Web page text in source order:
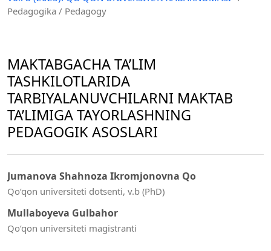
Pedagogika / Pedagogy
MAKTABGACHA TA’LIM
TASHKILOTLARIDA
TARBIYALANUVCHILARNI MAKTAB
TA’LIMIGA TAYORLASHNING
PEDAGOGIK ASOSLARI
Jumanova Shahnoza Ikromjonovna Qo
Qo‘qon universiteti dotsenti, v.b (PhD)
Mullaboyeva Gulbahor
Qo‘qon universiteti magistranti